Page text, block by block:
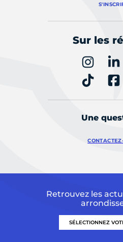
Sur les
Une
Retrouvez les